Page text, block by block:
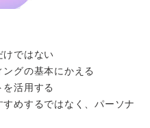
ではない
グの基本にかえる
活用する
めするではなく、パーソナ